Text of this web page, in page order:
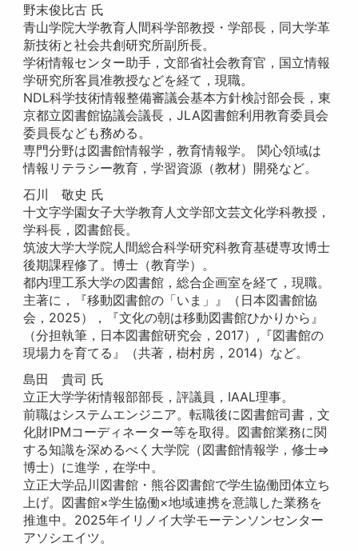
野末俊比古 氏
青山学院大学教育人間科学部教授・学部長，同大学革
新技術と社会共創研究所副所長。
学術情報センター助手，文部省社会教育官，国立情報
学研究所客員准教授などを経て，現職。
NDL科学技術情報整備審議会基本方針検討部会長，東
京都立図書館協議会議長，JLA図書館利用教育委員会
委員長なども務める。
専門分野は図書館情報学，教育情報学。 関心領域は
情報リテラシー教育，学習資源（教材）開発など。
石川 敬史 氏
十文字学園女子大学教育人文学部文芸文化学科教授，
学科長，図書館長。
筑波大学大学院人間総合科学研究科教育基礎専攻博士
後期課程修了。博士（教育学）。
都内理工系大学の図書館，総合企画室を経て，現職。
主著に，『移動図書館の「いま」』（日本図書館協
会，2025），『文化の朝は移動図書館ひかりから』
（分担執筆，日本図書館研究会，2017）,『図書館の
現場力を育てる』（共著，樹村房，2014）など。
島田 貴司 氏
立正大学学術情報部部長，評議員，IAAL理事。
前職はシステムエンジニア。転職後に図書館司書，文
化財IPMコーディネーター等を取得。図書館業務に関
する知識を深めるべく大学院（図書館情報学，修士⇒
博士）に進学，在学中。
立正大学品川図書館・熊谷図書館で学生協働団体立ち
上げ。図書館×学生協働×地域連携を意識した業務を
推進中。2025年イリノイ大学モーテンソンセンター
アソシエイツ。